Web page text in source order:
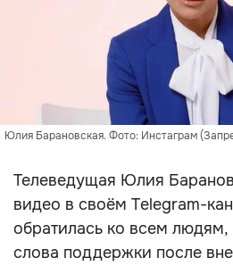
Юлия Барановская. Фото: Инстаграм
Телеведущая Юлия
видео в своём Telegram-
обратилась ко всем
слова поддержки после